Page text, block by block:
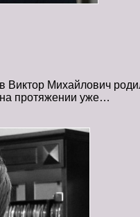
Виктор Михайлович
на протяжении уже…